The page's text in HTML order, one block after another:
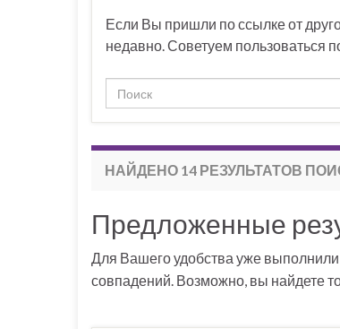
Если Вы пришли по ссылке от
недавно. Советуем пользоваться
НАЙДЕНО 14 РЕЗУЛЬТАТОВ
Предложенные
Для Вашего удобства уже
совпадений. Возможно, вы найдете